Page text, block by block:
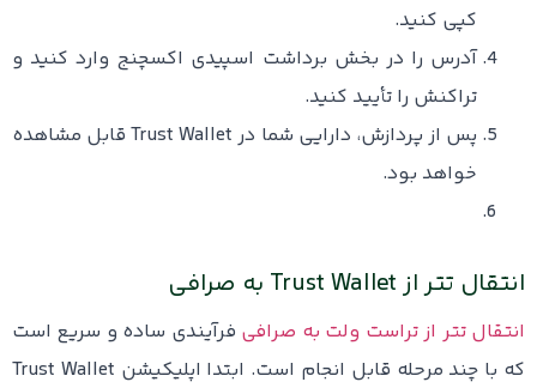
کپی کنید.
آدرس را در بخش برداشت اسپیدی اکسچنج وارد کنید و
تراکنش را تأیید کنید.
پس از پردازش، دارایی شما در Trust Wallet قابل مشاهده
خواهد بود.
انتقال تتر از Trust Wallet به صرافی
انتقال تتر از تراست ولت به صرافی فرآیندی ساده و سریع است
که با چند مرحله قابل انجام است. ابتدا اپلیکیشن Trust Wallet